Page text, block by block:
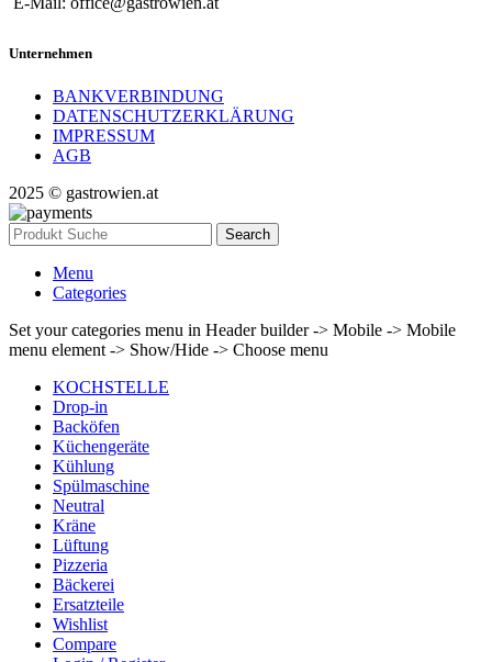
Unternehmen
BANKVERBINDUNG
DATENSCHUTZERKLÄRUNG
IMPRESSUM
AGB
2025 © gastrowien.at
Search
Menu
Categories
Set your categories menu in Header builder -> Mobile -> Mobile
menu element -> Show/Hide -> Choose menu
KOCHSTELLE
Drop-in
Backöfen
Küchengeräte
Kühlung
Spülmaschine
Neutral
Kräne
Lüftung
Pizzeria
Bäckerei
Ersatzteile
Wishlist
Compare